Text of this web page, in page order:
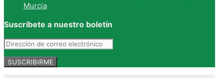
Murcia
Suscríbete a nuestro boletín